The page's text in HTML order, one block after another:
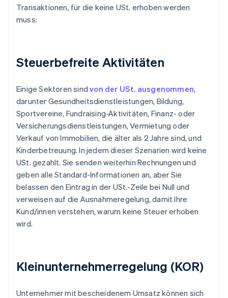
Transaktionen, für die keine USt. erhoben werden
muss:
Steuerbefreite Aktivitäten
Einige Sektoren sindvon der USt. ausgenommen,
darunter Gesundheitsdienstleistungen, Bildung,
Sportvereine, Fundraising-Aktivitäten, Finanz- oder
Versicherungsdienstleistungen, Vermietung oder
Verkauf von Immobilien, die älter als 2 Jahre sind, und
Kinderbetreuung. In jedem dieser Szenarien wird keine
USt. gezahlt. Sie senden weiterhin Rechnungen und
geben alle Standard-Informationen an, aber Sie
belassen den Eintrag in der USt.-Zeile bei Null und
verweisen auf die Ausnahmeregelung, damit Ihre
Kund/innen verstehen, warum keine Steuer erhoben
wird.
Kleinunternehmerregelung (KOR)
Unternehmer mit bescheidenem Umsatz können sich